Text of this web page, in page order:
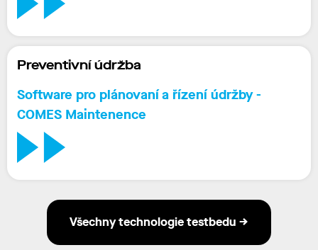
Preventivní údržba
Software pro plánovaní a řízení údržby -
COMES Maintenence
Všechny technologie testbedu →